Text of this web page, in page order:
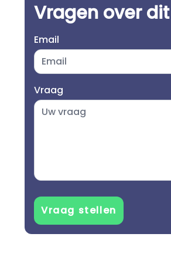
Vragen over
Email
Vraag